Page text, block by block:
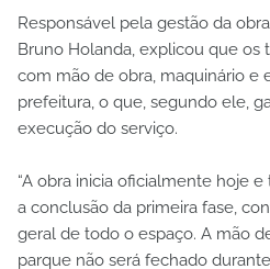
Responsável pela gestão da
Bruno Holanda, explicou que os
com mão de obra, maquinário e
prefeitura, o que, segundo ele,
execução do serviço.
“A obra inicia oficialmente hoje
a conclusão da primeira fase,
geral de todo o espaço. A mão
parque não será fechado